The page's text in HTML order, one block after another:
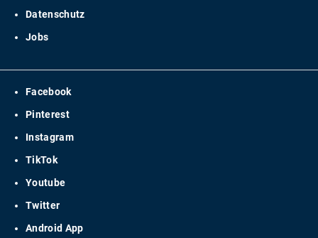
Datenschutz
Jobs
Facebook
Pinterest
Instagram
TikTok
Youtube
Twitter
Android App